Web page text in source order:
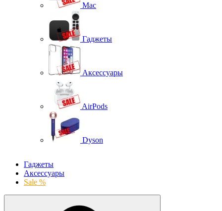
Mac
Гаджеты
Аксессуары
AirPods
Dyson
Гаджеты
Аксессуары
Sale %